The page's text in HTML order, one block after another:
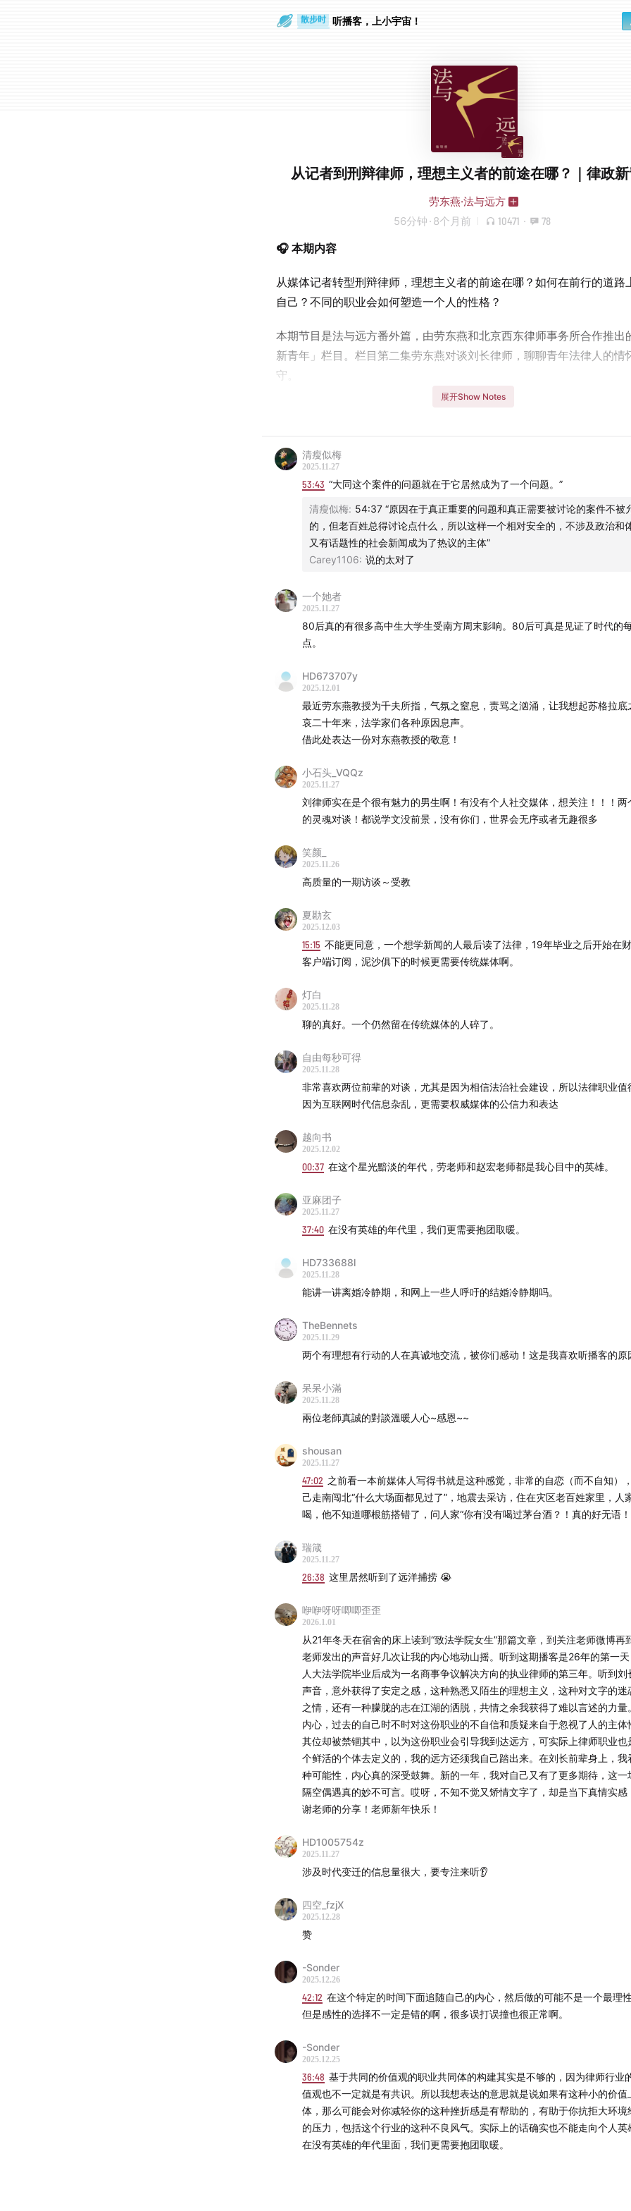
通勤路上 听播客，上小宇宙！
从记者到刑辩律师，理想主义者的前途在哪？｜律政
劳东燕·法与远方
56分钟 · 8个月前 10471 · 78
🎧 本期内容
从媒体记者转型刑辩律师，理想主义者的前途在哪？如何在前行的道路
自己？不同的职业会如何塑造一个人的性格？
本期节目是法与远方番外篇，由劳东燕和北京西东律师事务所合作推出
新青年」栏目。栏目第二集劳东燕对谈刘长律师，聊聊青年法律人的情
守。
等媒体的法治记者。
害事件（即湄公河惨案，电影《湄公河行动》据此改编）等。
2015年从事律师工作以来，致力于职务犯罪、涉黑犯罪与金融犯罪的辩
务，参与办理了一系列有重大影响力的刑事案件，代表性案件有江西吉
毒糖杀人案（无罪辩护成功，再审改判无罪，写入2019年最高检工作报
河南“药神”铁马冰河代购氯巴占案（去掉涉毒指控，判处免予刑事处罚
高法院“新时代推动法治进程2023年度十大案件”）等。
为什么选择新闻专业
05:33 记者像想象中的侠客
传统媒体的黄金年代
16:48 第一份工作做记者，是很好的选择
律师经历
刚入行时的感受
21:21 记者视角对律师的补充
28:20 做律师时不再是旁观者
选择案件的考虑
31:32 怎么界定一个律师是否成功？
“在没有英雄的年代里，我们更需要抱团取暖”
职业与未来
中国走向法治社会是必然吗？
40:42 年轻人别怕追随内心
44:12 职业对个性的塑造
--欢迎互动--
劳东燕微博
看理想微博
商业合作：bd@vistopia.com.cn
本期节目已经在看理想、小宇宙、苹果播客、网易云音乐、喜马拉雅同
啦！欢迎大家订阅收听🎧
展开Show Notes
清瘦似梅
2025.11.27
53:43 “大同这个案件的问题就在于它居然成为了一个问题。”
清瘦似梅: 54:37 “原因在于真正重要的问题和真正需要被讨论的案件不被
的，但老百姓总得讨论点什么，所以这样一个相对安全的，不涉及政治和
又有话题性的社会新闻成为了热议的主体”
Carey1106: 说的太对了
一个她者
2025.11.27
80后真的有很多高中生大学生受南方周末影响。80后可真是见证了时代的
点。
HD673707y
2025.12.01
最近劳东燕教授为千夫所指，气氛之窒息，责骂之汹涌，让我想起苏格拉底
哀二十年来，法学家们各种原因息声。
借此处表达一份对东燕教授的敬意！
小石头_VQQz
2025.11.27
刘律师实在是个很有魅力的男生啊！有没有个人社交媒体，想关注！！！两
的灵魂对谈！都说学文没前景，没有你们，世界会无序或者无趣很多
笑颜_
2025.11.26
高质量的一期访谈～受教
夏勘玄
2025.12.03
15:15 不能更同意，一个想学新闻的人最后读了法律，19年毕业之后开始在
客户端订阅，泥沙俱下的时候更需要传统媒体啊。
灯白
2025.11.28
聊的真好。一个仍然留在传统媒体的人碎了。
自由每秒可得
2025.11.28
非常喜欢两位前辈的对谈，尤其是因为相信法治社会建设，所以法律职业值
因为互联网时代信息杂乱，更需要权威媒体的公信力和表达
越向书
2025.12.02
00:37 在这个星光黯淡的年代，劳老师和赵宏老师都是我心目中的英雄。
亚麻团子
2025.11.27
37:40 在没有英雄的年代里，我们更需要抱团取暖。
HD733688l
2025.11.28
能讲一讲离婚冷静期，和网上一些人呼吁的结婚冷静期吗。
TheBennets
2025.11.29
两个有理想有行动的人在真诚地交流，被你们感动！这是我喜欢听播客的原
呆呆小滿
2025.11.28
兩位老師真誠的對談溫暖人心~感恩~~
shousan
2025.11.27
47:02 之前看一本前媒体人写得书就是这种感觉，非常的自恋（而不自知）
己走南闯北“什么大场面都见过了”，地震去采访，住在灾区老百姓家里，人
喝，他不知道哪根筋搭错了，问人家“你有没有喝过茅台酒？！真的好无语！
瑞箴
2025.11.27
26:38 这里居然听到了远洋捕捞 😭
咿咿呀呀唧唧歪歪
2026.1.01
从21年冬天在宿舍的床上读到“致法学院女生”那篇文章，到关注老师微博再
老师发出的声音好几次让我的内心地动山摇。听到这期播客是26年的第一天
人大法学院毕业后成为一名商事争议解决方向的执业律师的第三年。听到刘
声音，意外获得了安定之感，这种熟悉又陌生的理想主义，这种对文字的迷
之情，还有一种朦胧的志在江湖的洒脱，共情之余我获得了难以言述的力量
内心，过去的自己时不时对这份职业的不自信和质疑来自于忽视了人的主体
其位却被禁锢其中，以为这份职业会引导我到达远方，可实际上律师职业也
个鲜活的个体去定义的，我的远方还须我自己踏出来。在刘长前辈身上，我
种可能性，内心真的深受鼓舞。新的一年，我对自己又有了更多期待，这一
隔空偶遇真的妙不可言。哎呀，不知不觉又矫情文字了，却是当下真情实感
谢老师的分享！老师新年快乐！
HD1005754z
2025.11.27
涉及时代变迁的信息量很大，要专注来听👂
四空_fzjX
2025.12.28
赞
-Sonder
2025.12.26
42:12 在这个特定的时间下面追随自己的内心，然后做的可能不是一个最理
但是感性的选择不一定是错的啊，很多误打误撞也很正常啊。
-Sonder
2025.12.25
36:48 基于共同的价值观的职业共同体的构建其实是不够的，因为律师行业
值观也不一定就是有共识。所以我想表达的意思就是说如果有这种小的价值
体，那么可能会对你减轻你的这种挫折感是有帮助的，有助于你抗拒大环境
的压力，包括这个行业的这种不良风气。实际上的话确实也不能走向个人英
在没有英雄的年代里面，我们更需要抱团取暖。